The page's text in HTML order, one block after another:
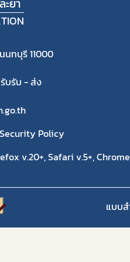
ยา
ทบุรี 11000
บรับ - ส่ง
Policy
v.20+, Safari v.5+, Chrome
แบบ